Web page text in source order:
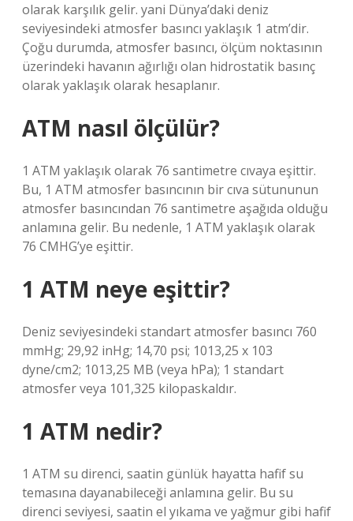
olarak karşılık gelir. yani Dünya’daki deniz
seviyesindeki atmosfer basıncı yaklaşık 1 atm’dir.
Çoğu durumda, atmosfer basıncı, ölçüm noktasının
üzerindeki havanın ağırlığı olan hidrostatik basınç
olarak yaklaşık olarak hesaplanır.
ATM nasıl ölçülür?
1 ATM yaklaşık olarak 76 santimetre cıvaya eşittir.
Bu, 1 ATM atmosfer basıncının bir cıva sütununun
atmosfer basıncından 76 santimetre aşağıda olduğu
anlamına gelir. Bu nedenle, 1 ATM yaklaşık olarak
76 CMHG’ye eşittir.
1 ATM neye eşittir?
Deniz seviyesindeki standart atmosfer basıncı 760
mmHg; 29,92 inHg; 14,70 psi; 1013,25 x 103
dyne/cm2; 1013,25 MB (veya hPa); 1 standart
atmosfer veya 101,325 kilopaskaldır.
1 ATM nedir?
1 ATM su direnci, saatin günlük hayatta hafif su
temasına dayanabileceği anlamına gelir. Bu su
direnci seviyesi, saatin el yıkama ve yağmur gibi hafif